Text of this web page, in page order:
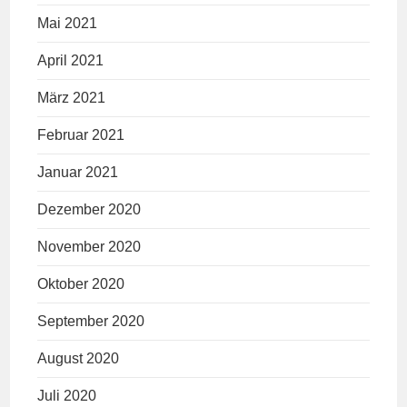
Mai 2021
April 2021
März 2021
Februar 2021
Januar 2021
Dezember 2020
November 2020
Oktober 2020
September 2020
August 2020
Juli 2020